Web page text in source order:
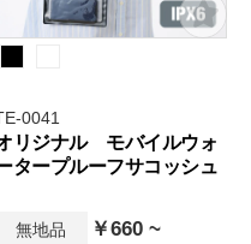
0041
リジナル モバイルウォ
タープルーフサコッシュ
無地品 ￥660 ~